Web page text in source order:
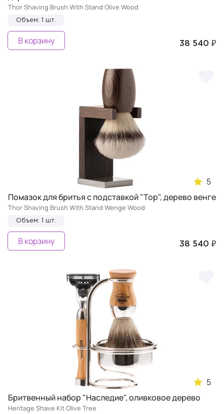
Thor Shaving Brush With Stand Olive Wood
Объем: 1 шт.
38 540 ₽
В корзину
5
Помазок для бритья с подставкой "Тор", дерево венге
Thor Shaving Brush With Stand Wenge Wood
Объем: 1 шт.
38 540 ₽
В корзину
5
Бритвенный набор "Наследие", оливковое дерево
Heritage Shave Kit Olive Tree